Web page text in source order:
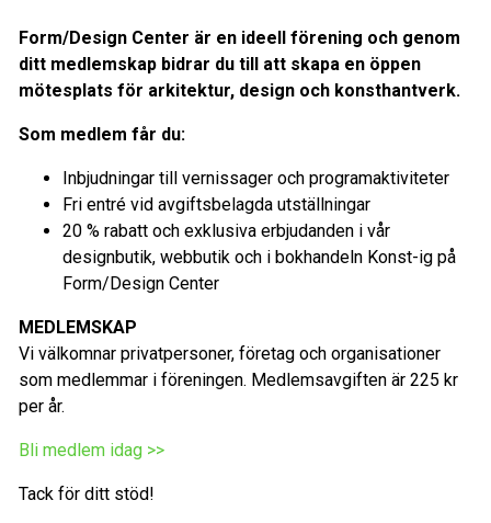
Form/Design Center är en ideell förening och genom
ditt medlemskap bidrar du till att skapa en öppen
mötesplats för arkitektur, design och konsthantverk.
Som medlem får du:
Inbjudningar till vernissager och programaktiviteter
Fri entré vid avgiftsbelagda utställningar
20 % rabatt och exklusiva erbjudanden i vår
designbutik, webbutik och i bokhandeln Konst-ig på
Form/Design Center
MEDLEMSKAP
Vi välkomnar privatpersoner, företag och organisationer
som medlemmar i föreningen. Medlemsavgiften är 225 kr
per år.
Bli medlem idag >>
Tack för ditt stöd!